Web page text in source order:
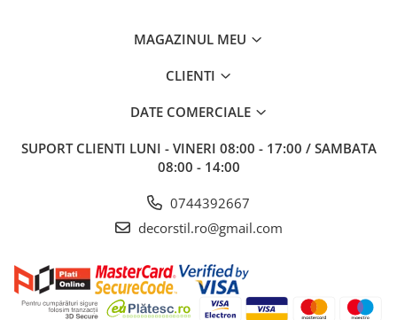
MAGAZINUL MEU
CLIENTI
DATE COMERCIALE
SUPORT CLIENTI LUNI - VINERI 08:00 - 17:00 / SAMBATA
08:00 - 14:00
0744392667
decorstil.ro@gmail.com